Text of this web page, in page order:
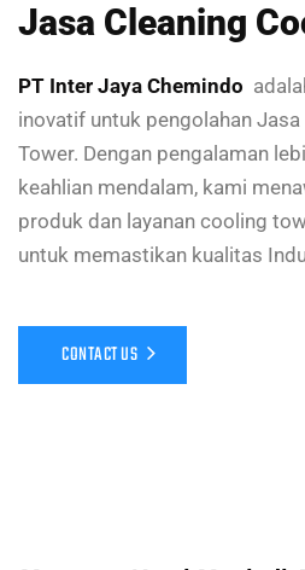
Jasa Cleaning
PT Inter Jaya Chemindo
inovatif untuk pengolahan
Tower. Dengan pengalaman
keahlian mendalam, kami
produk dan layanan cooling
untuk memastikan kualitas
CONTACT US